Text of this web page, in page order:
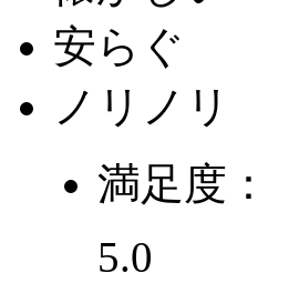
安らぐ
ノリノリ
満足度：
5.0